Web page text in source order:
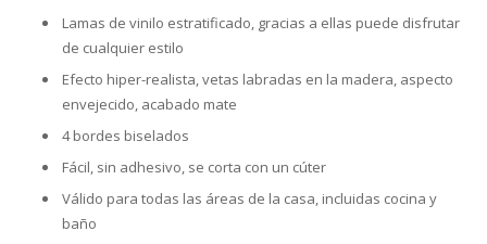
Vigas
Placas de techo
Piedras
Jarrones y objetos 3D
Hb Fuller
Siliconas
Corcho
Pinwall
Corcho de suelo
Rollos y Planchas Industriales
My Wall
FotoMurales
Frisos
Cesped artificial
Felpudos y estriberas de caucho
Baltic Wood
Laminadas
Outlet Krono Original
Galea Floor
Outlet Wineo
Vinílicas
Gerflor
Vycover
Aislantes
Suelos
Rodapié
Decoración Moderno-Clásico
Textiles
Infantil – Juvenil
Cocinas / Baños
Orac
Cornisas Orac
Molduras Orac
Zócalos
El Blog
Empresa
Contacto
Lamas de vinilo estratificado, gracias a ellas puede disfrutar
de cualquier estilo
Efecto hiper-realista, vetas labradas en la madera, aspecto
envejecido, acabado mate
4 bordes biselados
Fácil, sin adhesivo, se corta con un cúter
Válido para todas las áreas de la casa, incluidas cocina y
baño